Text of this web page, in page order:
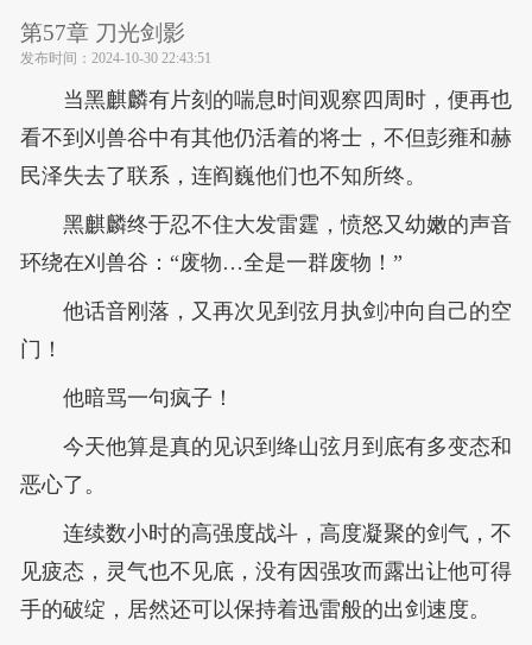
第57章 刀光剑影
发布时间： 2024-10-30 22:43:51
当黑麒麟有片刻的喘息时间观察四周时，便再也
看不到刈兽谷中有其他仍活着的将士，不但彭雍和赫
民泽失去了联系，连阎巍他们也不知所终。
黑麒麟终于忍不住大发雷霆，愤怒又幼嫩的声音
环绕在刈兽谷：“废物…全是一群废物！”
他话音刚落，又再次见到弦月执剑冲向自己的空
门！
他暗骂一句疯子！
今天他算是真的见识到绛山弦月到底有多变态和
恶心了。
连续数小时的高强度战斗，高度凝聚的剑气，不
见疲态，灵气也不见底，没有因强攻而露出让他可得
手的破绽，居然还可以保持着迅雷般的出剑速度。